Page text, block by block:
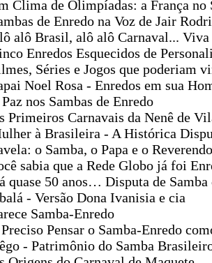
Clima de Olimpíadas: a França no
de Enredo na Voz de Jair
alô Brasil, alô alô Carnaval...
Enredos Esquecidos de
Séries e Jogos que poderiam
Noel Rosa - Enredos em sua
nos Sambas de Enredo
Primeiros Carnavais da Nenê de
à Brasileira - A Histórica
o Samba, o Papa e o Reverendo
sabia que a Rede Globo já foi
quase 50 anos… Disputa de
- Versão Dona Ivanisia e cia
Samba-Enredo
Pensar o Samba-Enredo
- Patrimônio do Samba